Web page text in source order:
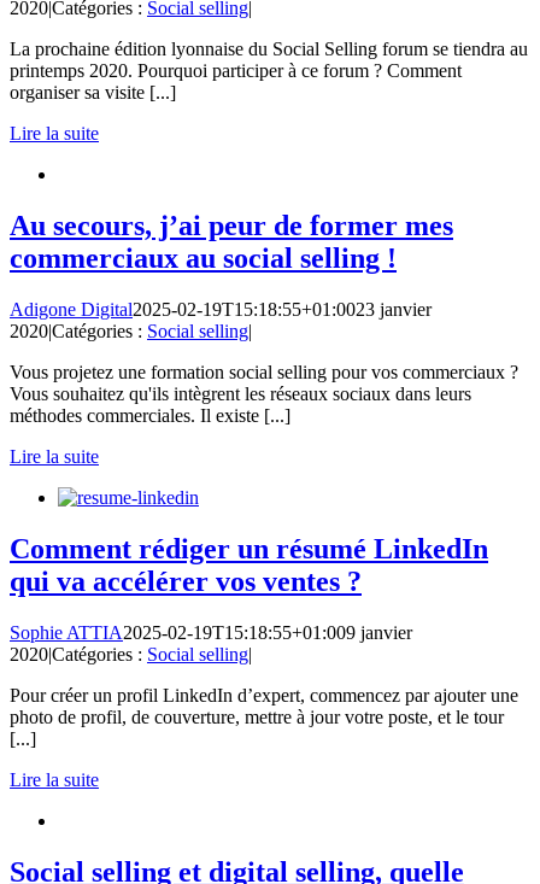
2020|Catégories : Social selling|
La prochaine édition lyonnaise du Social Selling forum se tiendra au
printemps 2020. Pourquoi participer à ce forum ? Comment
organiser sa visite [...]
Lire la suite
Au secours, j’ai peur de former mes
commerciaux au social selling !
Adigone Digital2025-02-19T15:18:55+01:0023 janvier
2020|Catégories : Social selling|
Vous projetez une formation social selling pour vos commerciaux ?
Vous souhaitez qu'ils intègrent les réseaux sociaux dans leurs
méthodes commerciales. Il existe [...]
Lire la suite
Comment rédiger un résumé LinkedIn
qui va accélérer vos ventes ?
Sophie ATTIA2025-02-19T15:18:55+01:009 janvier
2020|Catégories : Social selling|
Pour créer un profil LinkedIn d’expert, commencez par ajouter une
photo de profil, de couverture, mettre à jour votre poste, et le tour
[...]
Lire la suite
Social selling et digital selling, quelle